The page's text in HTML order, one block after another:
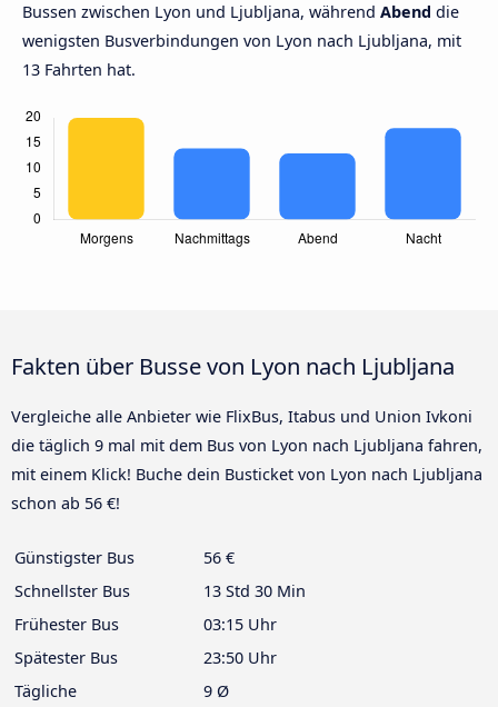
Bussen zwischen Lyon und Ljubljana, während Abend die
wenigsten Busverbindungen von Lyon nach Ljubljana, mit
13 Fahrten hat.
Fakten über Busse von Lyon nach Ljubljana
Vergleiche alle Anbieter wie FlixBus, Itabus und Union Ivkoni
die täglich 9 mal mit dem Bus von Lyon nach Ljubljana fahren,
mit einem Klick! Buche dein Busticket von Lyon nach Ljubljana
schon ab 56 €!
Günstigster Bus
56 €
Schnellster Bus
13 Std 30 Min
Frühester Bus
03:15 Uhr
Spätester Bus
23:50 Uhr
Tägliche
9 Ø